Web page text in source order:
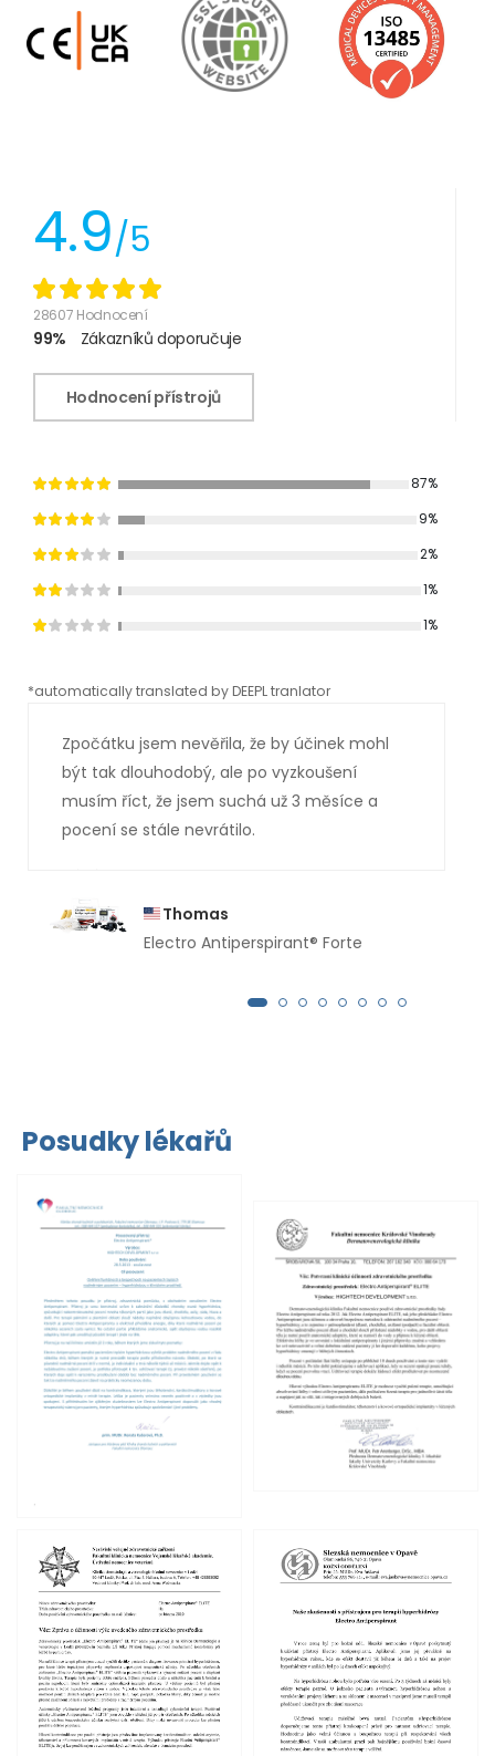
4.9/5
28607 Hodnocení
99% Zákazníků doporučuje
Hodnocení přístrojů
87%
9%
2%
1%
1%
*automatically translated by DEEPL tranlator
Zpočátku jsem nevěřila, že by účinek mohl
být tak dlouhodobý, ale po vyzkoušení
musím říct, že jsem suchá už 3 měsíce a
pocení se stále nevrátilo.
Thomas
Electro Antiperspirant® Forte
Posudky lékařů